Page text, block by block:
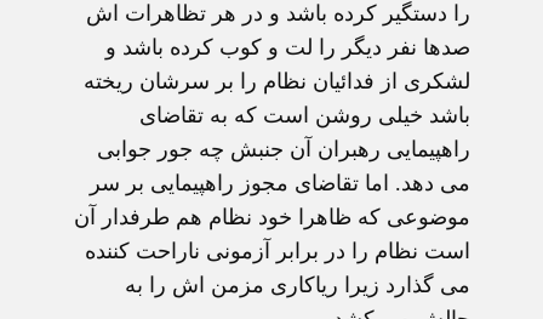
را دستگیر کرده باشد و در هر تظاهرات اش
صدها نفر دیگر را لت و کوب کرده باشد و
لشکری از فدائیان نظام را بر سرشان ریخته
باشد خیلی روشن است که به تقاضای
راهپیمایی رهبران آن جنبش چه جور جوابی
می دهد. اما تقاضای مجوز راهپیمایی بر سر
موضوعی که ظاهرا خود نظام هم طرفدار آن
است نظام را در برابر آزمونی ناراحت کننده
می گذارد زیرا ریاکاری مزمن اش را به